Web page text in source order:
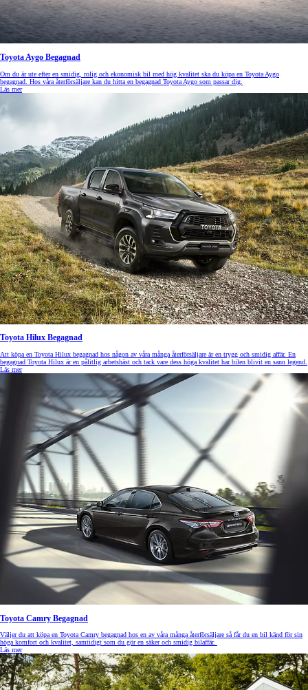
Toyota Aygo Begagnad
Om du är ute efter en smidig, rolig och ekonomisk bil med hög kvalitet ska du köpa en Toyota Aygo
begagnad. Hos våra återförsäljare kan du hitta en begagnad Toyota Aygo som passar dig.
Läs mer
Toyota Hilux Begagnad
Att köpa en Toyota Hilux begagnad hos någon av våra många återförsäljare är en trygg och smidig affär. En
begagnad Toyota Hilux är en pålitlig arbetshäst och tack vare dess höga kvalitet har bilen blivit en sann legend.
Läs mer
Toyota Camry Begagnad
Väljer du att köpa en Toyota Camry begagnad hos en av våra många återförsäljare så får du en bil känd för sin
höga komfort och kvalitet, samtidigt som du gör en säker och smidig bilaffär.
Läs mer